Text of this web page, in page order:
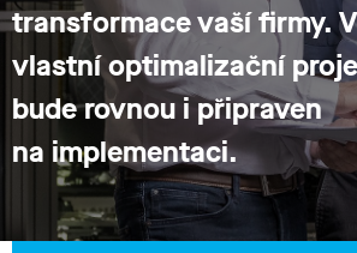
transformace vaší firmy.
vlastní optimalizační
bude rovnou i připraven
na implementaci.